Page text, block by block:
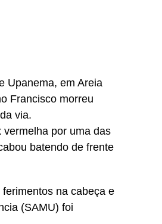
Upanema, em Areia
Francisco morreu
via.
por uma das
batendo de frente
na cabeça e
(SAMU) foi